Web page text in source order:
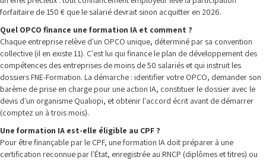
forfaitaire de 150 € que le salarié devrait sinon acquitter en 2026.
Quel OPCO finance une formation IA et comment ?
Chaque entreprise relève d'un OPCO unique, déterminé par sa convention
collective (il en existe 11). C'est lui qui finance le plan de développement des
compétences des entreprises de moins de 50 salariés et qui instruit les
dossiers FNE-Formation. La démarche : identifier votre OPCO, demander son
barème de prise en charge pour une action IA, constituer le dossier avec le
devis d'un organisme Qualiopi, et obtenir l'accord écrit avant de démarrer
(comptez un à trois mois).
Une formation IA est-elle éligible au CPF ?
Pour être finançable par le CPF, une formation IA doit préparer à une
certification reconnue par l'État, enregistrée au RNCP (diplômes et titres) ou